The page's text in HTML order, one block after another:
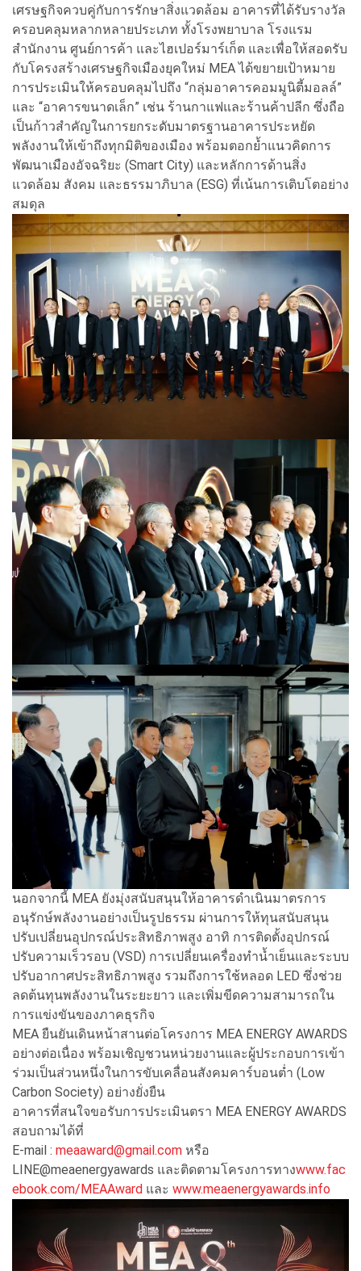
เศรษฐกิจควบคู่กับการรักษาสิ่งแวดล้อม อาคารที่ได้รับรางวัล
ครอบคลุมหลากหลายประเภท ทั้งโรงพยาบาล โรงแรม
สำนักงาน ศูนย์การค้า และไฮเปอร์มาร์เก็ต และเพื่อให้สอดรับ
กับโครงสร้างเศรษฐกิจเมืองยุคใหม่ MEA ได้ขยายเป้าหมาย
การประเมินให้ครอบคลุมไปถึง “กลุ่มอาคารคอมมูนิตี้มอลล์”
และ “อาคารขนาดเล็ก” เช่น ร้านกาแฟและร้านค้าปลีก ซึ่งถือ
เป็นก้าวสำคัญในการยกระดับมาตรฐานอาคารประหยัด
พลังงานให้เข้าถึงทุกมิติของเมือง พร้อมตอกย้ำแนวคิดการ
พัฒนาเมืองอัจฉริยะ (Smart City) และหลักการด้านสิ่ง
แวดล้อม สังคม และธรรมาภิบาล (ESG) ที่เน้นการเติบโตอย่าง
สมดุล
นอกจากนี้ MEA ยังมุ่งสนับสนุนให้อาคารดำเนินมาตรการ
อนุรักษ์พลังงานอย่างเป็นรูปธรรม ผ่านการให้ทุนสนับสนุน
ปรับเปลี่ยนอุปกรณ์ประสิทธิภาพสูง อาทิ การติดตั้งอุปกรณ์
ปรับความเร็วรอบ (VSD) การเปลี่ยนเครื่องทำน้ำเย็นและระบบ
ปรับอากาศประสิทธิภาพสูง รวมถึงการใช้หลอด LED ซึ่งช่วย
ลดต้นทุนพลังงานในระยะยาว และเพิ่มขีดความสามารถใน
การแข่งขันของภาคธุรกิจ
MEA ยืนยันเดินหน้าสานต่อโครงการ MEA ENERGY AWARDS
อย่างต่อเนื่อง พร้อมเชิญชวนหน่วยงานและผู้ประกอบการเข้า
ร่วมเป็นส่วนหนึ่งในการขับเคลื่อนสังคมคาร์บอนต่ำ (Low
Carbon Society) อย่างยั่งยืน
อาคารที่สนใจขอรับการประเมินตรา MEA ENERGY AWARDS
สอบถามได้ที่
E-mail : meaaward@gmail.com หรือ
LINE@meaenergyawards และติดตามโครงการทางwww.fac
ebook.com/MEAAward และ www.meaenergyawards.info